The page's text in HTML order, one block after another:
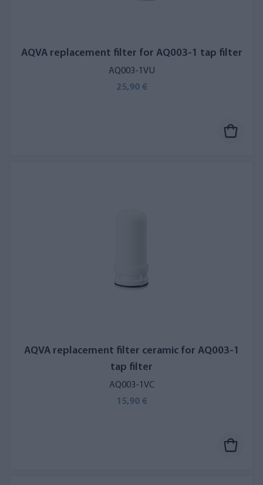
AQVA replacement filter for AQ003-1 tap filter
AQ003-1VU
25,90 €
AQVA replacement filter ceramic for AQ003-1
tap filter
AQ003-1VC
15,90 €